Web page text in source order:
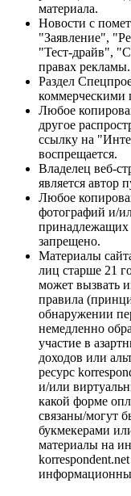
материала.
Новости с
"Заявление",
"Тест-драйв",
правах рекламы.
Раздел
коммерческими
Любое
другое
ссылку на
воспрещается.
Владелец веб-
является автор
Любое
фотографий и/
принадлежащих
запрещено.
Материалы
лиц старше 21
может вызвать
правила
обнаружении
немедленно
участие в
доходов или
ресурс
и/или
какой форме
связаны/могут
букмекерами
материалы на